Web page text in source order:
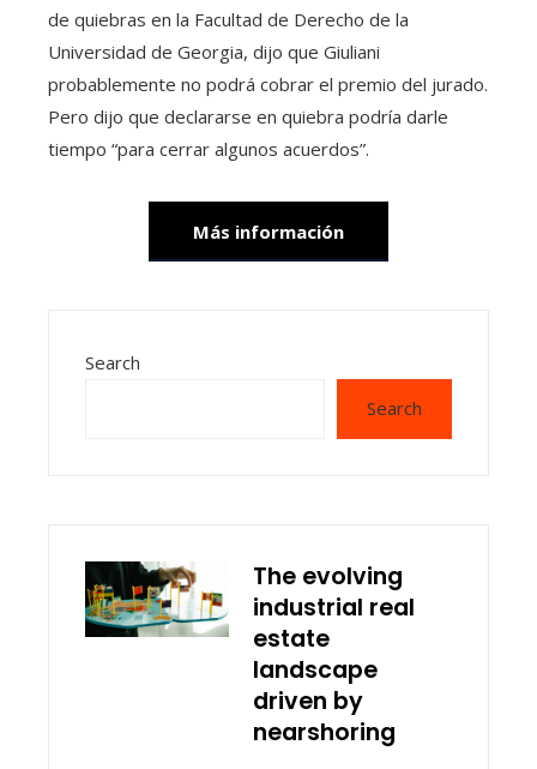
de quiebras en la Facultad de Derecho de la
Universidad de Georgia, dijo que Giuliani
probablemente no podrá cobrar el premio del jurado.
Pero dijo que declararse en quiebra podría darle
tiempo “para cerrar algunos acuerdos”.
Más información
Search
Search
The evolving
industrial real
estate
landscape
driven by
nearshoring